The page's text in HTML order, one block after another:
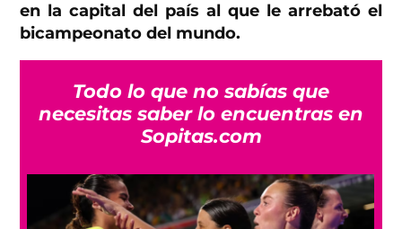
en la capital del país al que le arrebató el
bicampeonato del mundo.
Todo lo que no sabías que
necesitas saber lo encuentras en
Sopitas.com